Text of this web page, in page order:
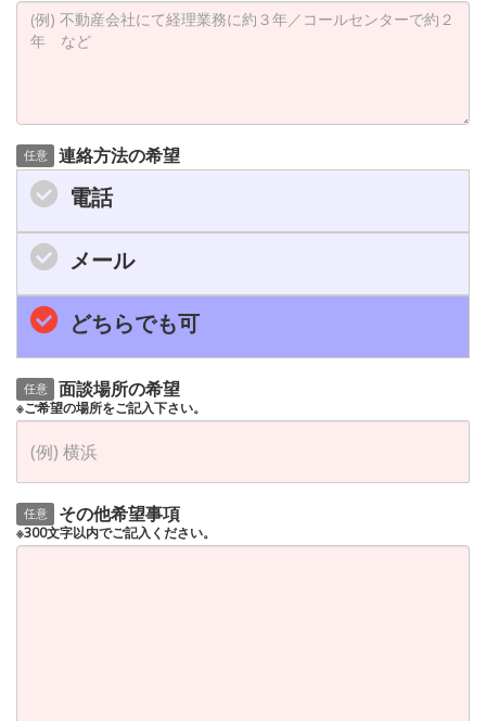
任意 連絡方法の希望
電話
メール
どちらでも可
任意 面談場所の希望
※ご希望の場所をご記入下さい。
任意 その他希望事項
※300文字以内でご記入ください。